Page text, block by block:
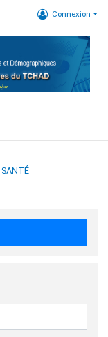
Connexion
SANTÉ